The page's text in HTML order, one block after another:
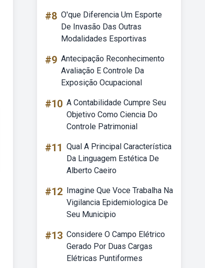
#8 O'que Diferencia Um Esporte
De Invasão Das Outras
Modalidades Esportivas
#9 Antecipação Reconhecimento
Avaliação E Controle Da
Exposição Ocupacional
#10 A Contabilidade Cumpre Seu
Objetivo Como Ciencia Do
Controle Patrimonial
#11 Qual A Principal Característica
Da Linguagem Estética De
Alberto Caeiro
#12 Imagine Que Voce Trabalha Na
Vigilancia Epidemiologica De
Seu Municipio
#13 Considere O Campo Elétrico
Gerado Por Duas Cargas
Elétricas Puntiformes